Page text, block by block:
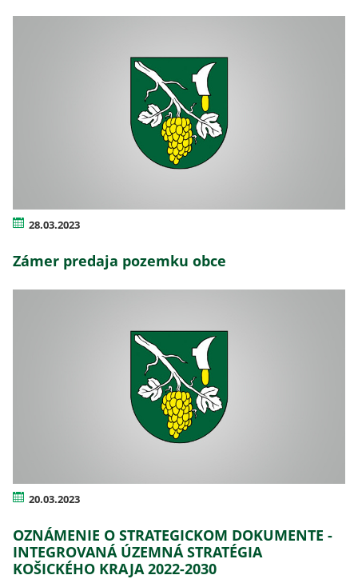
28.03.2023
Zámer predaja pozemku obce
20.03.2023
OZNÁMENIE O STRATEGICKOM DOKUMENTE -
INTEGROVANÁ ÚZEMNÁ STRATÉGIA
KOŠICKÉHO KRAJA 2022-2030